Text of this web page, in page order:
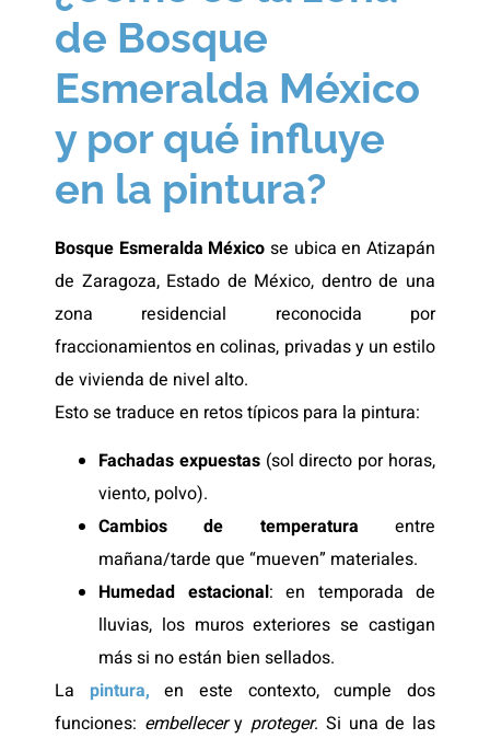
de Bosque
Esmeralda México
y por qué influye
en la pintura?
Bosque Esmeralda México se ubica en Atizapán
de Zaragoza, Estado de México, dentro de una
zona residencial reconocida por
fraccionamientos en colinas, privadas y un estilo
de vivienda de nivel alto.
Esto se traduce en retos típicos para la pintura:
Fachadas expuestas(sol directo por horas,
viento, polvo).
Cambios de temperatura entre
mañana/tarde que “mueven” materiales.
Humedad estacional: en temporada de
lluvias, los muros exteriores se castigan
más si no están bien sellados.
La pintura, en este contexto, cumple dos
funciones: embelleceryproteger. Si una de las